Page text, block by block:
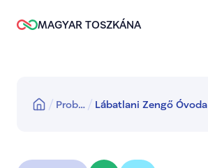
MAGYAR TOSZKÁNA
Prob… Lábatlani Zengő